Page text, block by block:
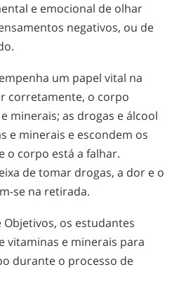
e emocional de olhar
negativos, ou de
um papel vital na
corretamente, o corpo
minerais; as drogas e álcool
e minerais e escondem os
o corpo está a falhar.
de tomar drogas, a dor e o
se na retirada.
Objetivos, os estudantes
vitaminas e minerais para
durante o processo de